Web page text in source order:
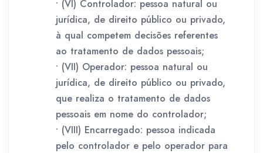
• (VI) Controlador: pessoa natural ou
jurídica, de direito público ou privado,
à qual competem decisões referentes
ao tratamento de dados pessoais;
• (VII) Operador: pessoa natural ou
jurídica, de direito público ou privado,
que realiza o tratamento de dados
pessoais em nome do controlador;
• (VIII) Encarregado: pessoa indicada
pelo controlador e pelo operador para